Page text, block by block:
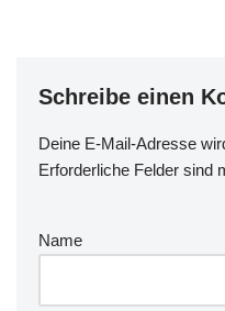
Schreibe einen
Deine E-Mail-Adresse
Erforderliche Felder sind
Name